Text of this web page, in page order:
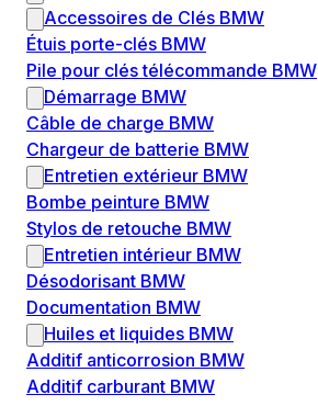
Accessoires de Clés BMW
Étuis porte-clés BMW
Pile pour clés télécommande BMW
Démarrage BMW
Câble de charge BMW
Chargeur de batterie BMW
Entretien extérieur BMW
Bombe peinture BMW
Stylos de retouche BMW
Entretien intérieur BMW
Désodorisant BMW
Documentation BMW
Huiles et liquides BMW
Additif anticorrosion BMW
Additif carburant BMW